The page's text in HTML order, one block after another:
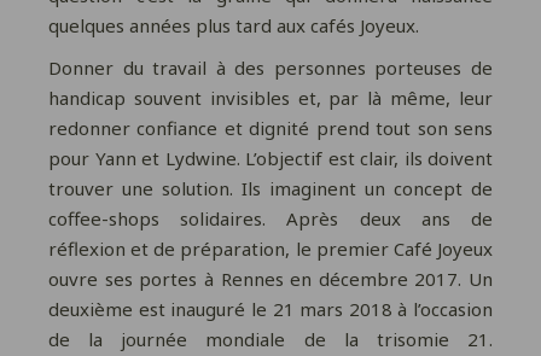
quelques années plus tard aux cafés Joyeux.
Donner du travail à des personnes porteuses de
handicap souvent invisibles et, par là même, leur
redonner confiance et dignité prend tout son sens
pour Yann et Lydwine. L’objectif est clair, ils doivent
trouver une solution. Ils imaginent un concept de
coffee-shops solidaires. Après deux ans de
réflexion et de préparation, le premier Café Joyeux
ouvre ses portes à Rennes en décembre 2017. Un
deuxième est inauguré le 21 mars 2018 à l’occasion
de la journée mondiale de la trisomie 21.